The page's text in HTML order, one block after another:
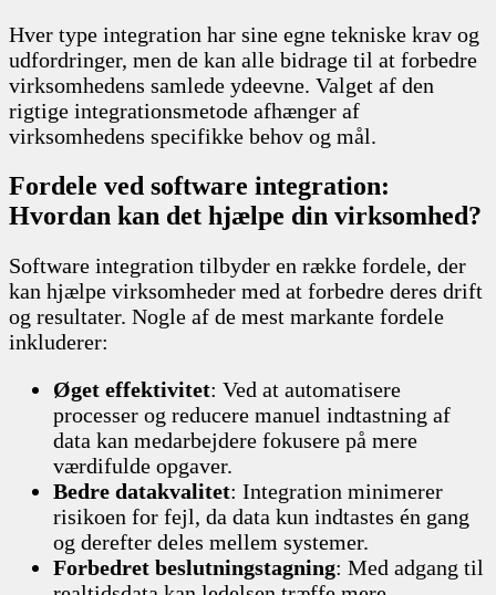
Hver type integration har sine egne tekniske krav og
udfordringer, men de kan alle bidrage til at forbedre
virksomhedens samlede ydeevne. Valget af den
rigtige integrationsmetode afhænger af
virksomhedens specifikke behov og mål.
Fordele ved software integration:
Hvordan kan det hjælpe din virksomhed?
Software integration tilbyder en række fordele, der
kan hjælpe virksomheder med at forbedre deres drift
og resultater. Nogle af de mest markante fordele
inkluderer:
Øget effektivitet: Ved at automatisere
processer og reducere manuel indtastning af
data kan medarbejdere fokusere på mere
værdifulde opgaver.
Bedre datakvalitet: Integration minimerer
risikoen for fejl, da data kun indtastes én gang
og derefter deles mellem systemer.
Forbedret beslutningstagning: Med adgang til